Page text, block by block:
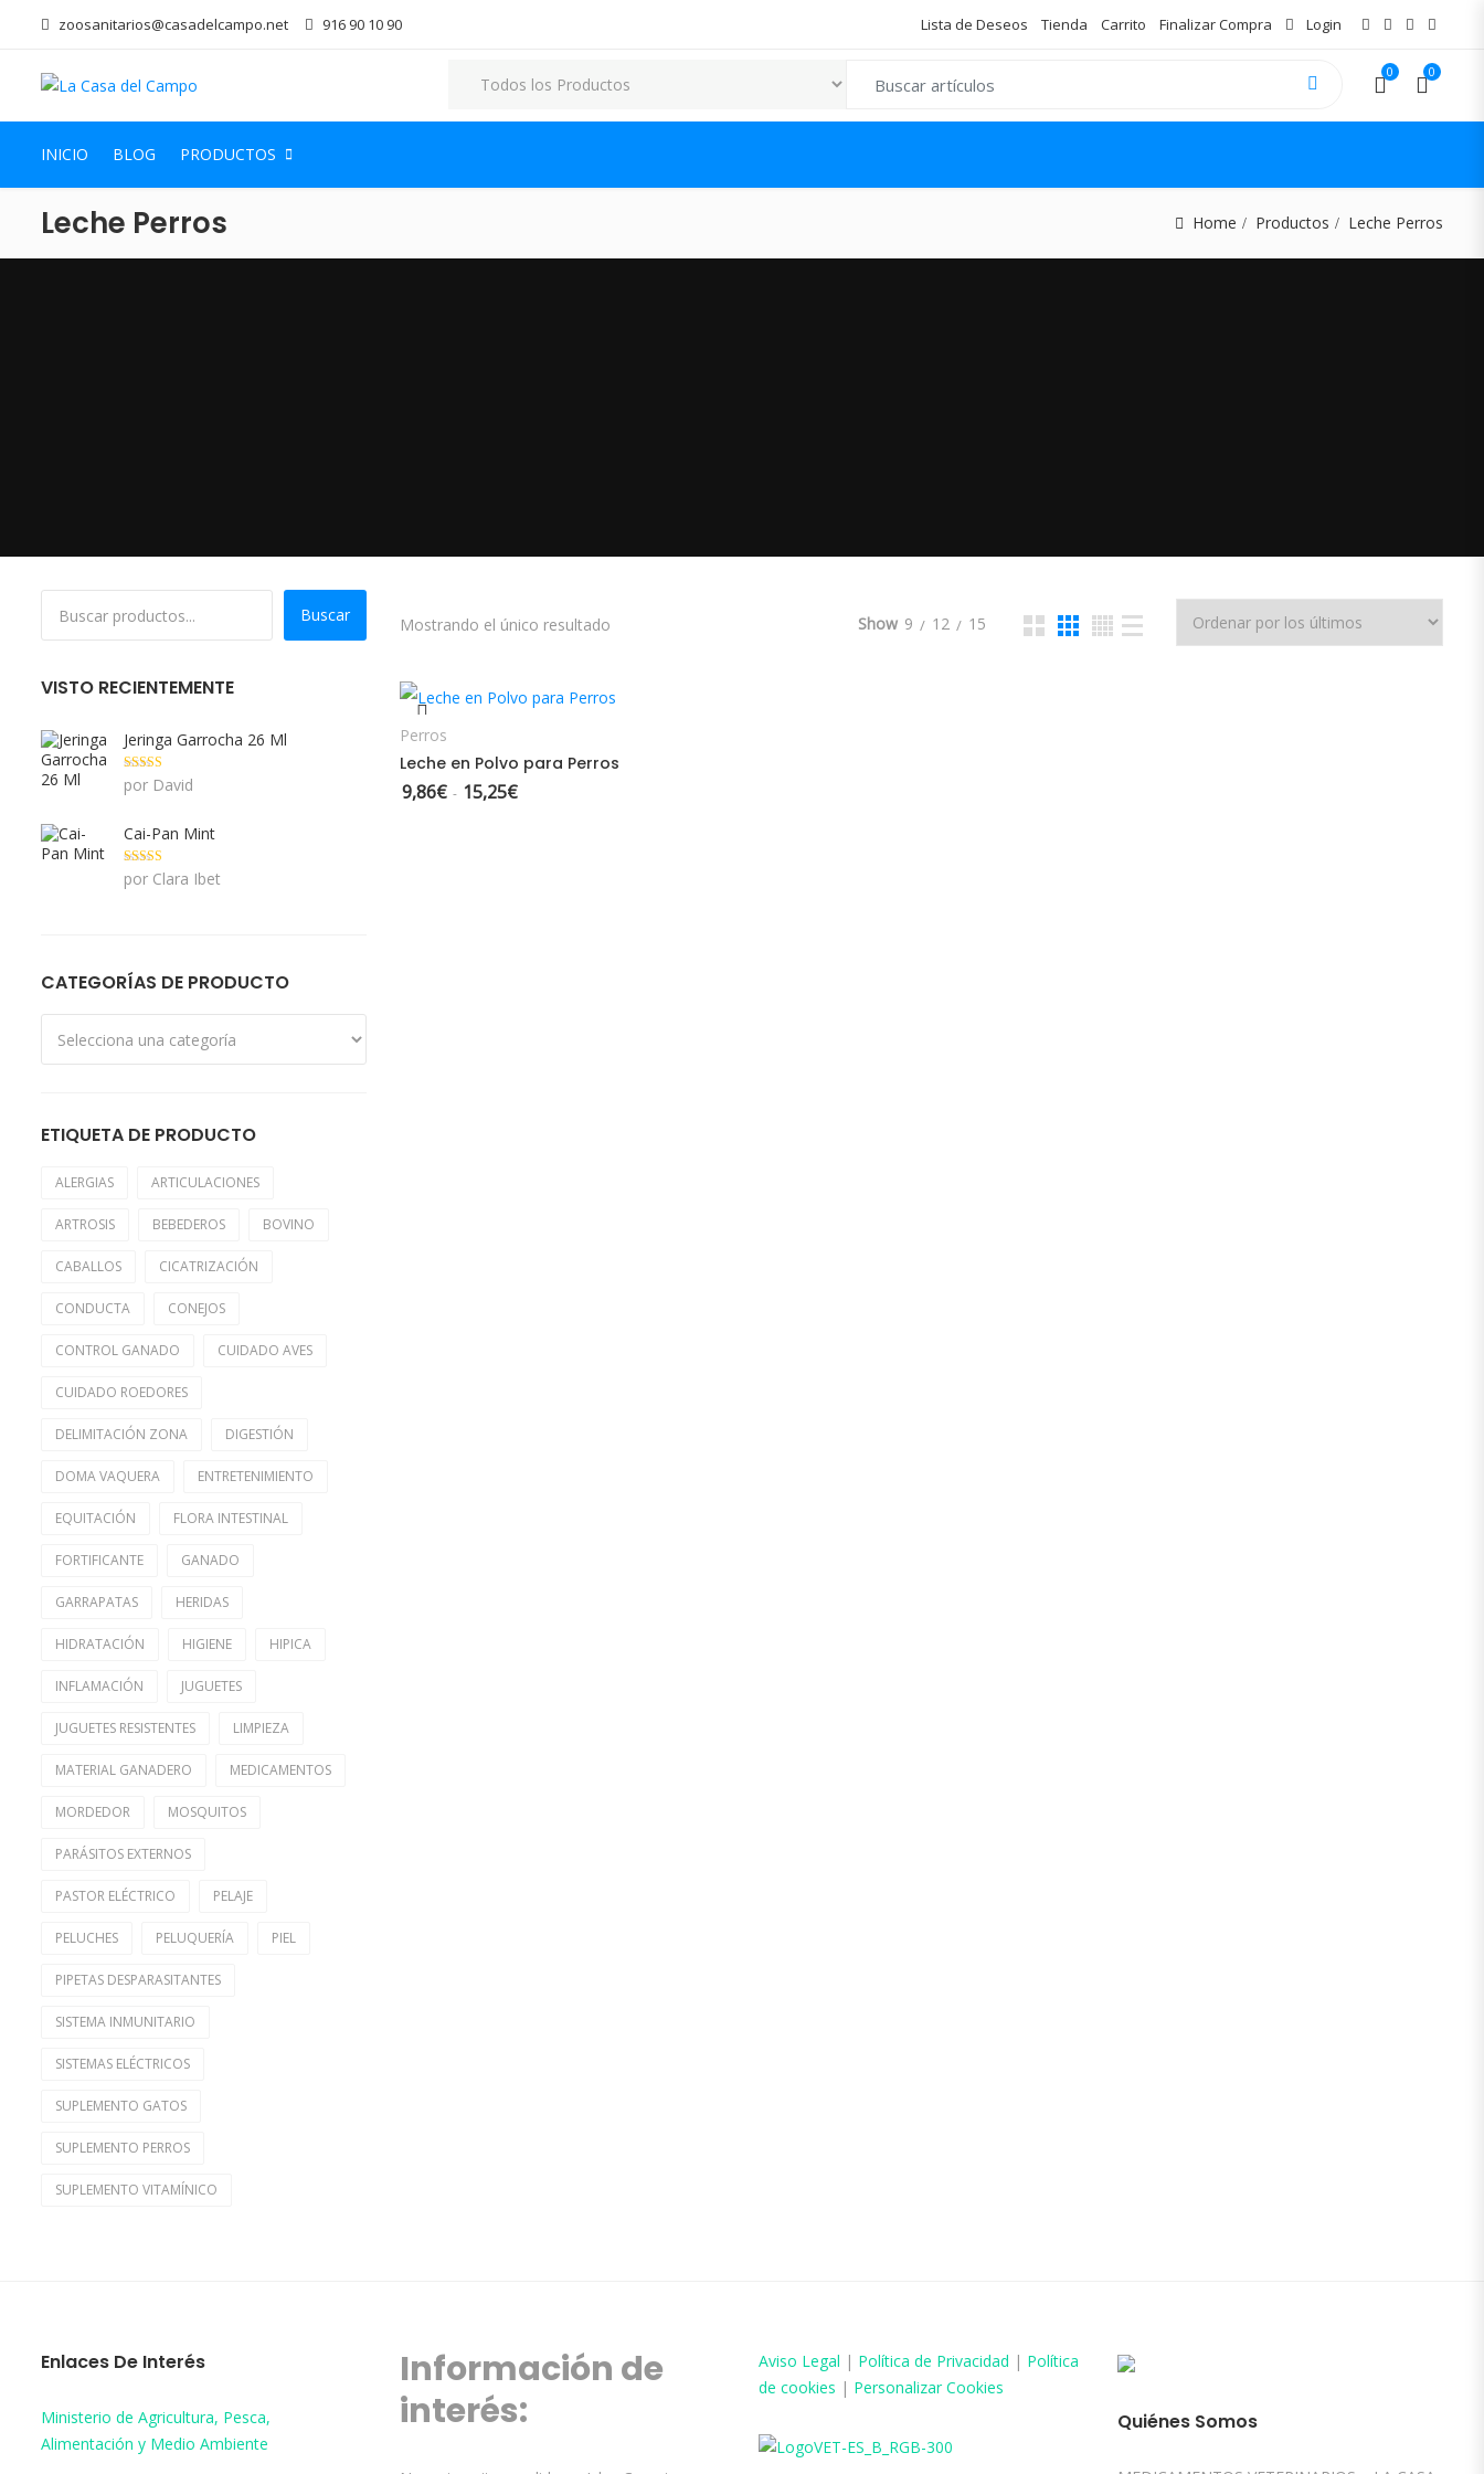
zoosanitarios@casadelcampo.net 916 90 10 90 Lista de Deseos Tienda Carrito Finalizar Compra Login
0 0
INICIO BLOG PRODUCTOS
Leche Perros Home Productos Leche Perros
Mostrando el único resultado Show 9 12 15
Perros
Leche en Polvo para Perros
9,86€ - 15,25€
Buscar
VISTO RECIENTEMENTE
Jeringa Garrocha 26 Ml
Valorado con
5 de 5
por David
Cai-Pan Mint
Valorado con
5 de 5
por Clara Ibet
CATEGORÍAS DE PRODUCTO
ETIQUETA DE PRODUCTO
ALERGIAS ARTICULACIONES
ARTROSIS BEBEDEROS BOVINO
CABALLOS CICATRIZACIÓN
CONDUCTA CONEJOS
CONTROL GANADO CUIDADO AVES
CUIDADO ROEDORES
DELIMITACIÓN ZONA DIGESTIÓN
DOMA VAQUERA ENTRETENIMIENTO
EQUITACIÓN FLORA INTESTINAL
FORTIFICANTE GANADO
GARRAPATAS HERIDAS
HIDRATACIÓN HIGIENE HIPICA
INFLAMACIÓN JUGUETES
JUGUETES RESISTENTES LIMPIEZA
MATERIAL GANADERO MEDICAMENTOS
MORDEDOR MOSQUITOS
PARÁSITOS EXTERNOS
PASTOR ELÉCTRICO PELAJE
PELUCHES PELUQUERÍA PIEL
PIPETAS DESPARASITANTES
SISTEMA INMUNITARIO
SISTEMAS ELÉCTRICOS
SUPLEMENTO GATOS
SUPLEMENTO PERROS
SUPLEMENTO VITAMÍNICO
Enlaces De Interés
Ministerio de Agricultura, Pesca,
Alimentación y Medio Ambiente
Información de
interés:
Aviso Legal | Política de Privacidad | Política
de cookies | Personalizar Cookies
Quiénes Somos